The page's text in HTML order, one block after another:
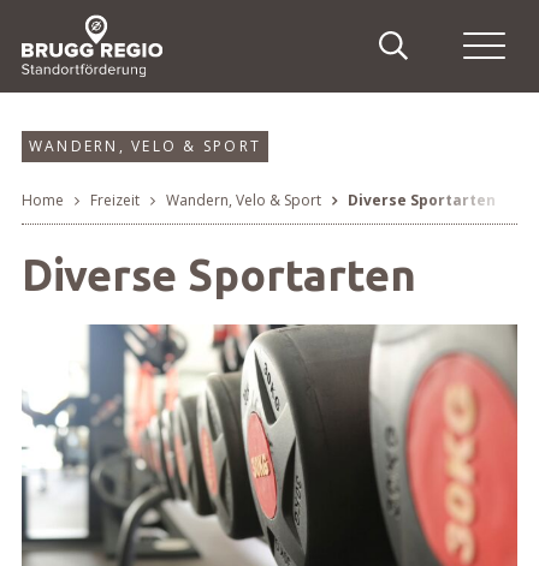
Navigieren in Brugg
Schnellnavigation
Suche Suchbegriff
Breadcrumb
Home Freizeit Wandern, Velo & Sport Diverse Sportarten
Diverse Sportarten
WANDERN, VELO & SPORT